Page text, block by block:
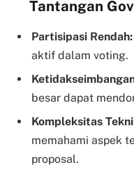
Tantangan
Partisipasi Rendah:
aktif dalam voting.
besar dapat
Kompleksitas
memahami aspek
proposal.